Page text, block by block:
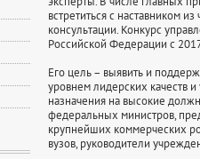
встретиться с наставником
консультации. Конкурс
Российской Федерации с
Его цель – выявить и
уровнем лидерских качеств
назначения на высокие
федеральных министров,
крупнейших коммерческих
вузов, руководители